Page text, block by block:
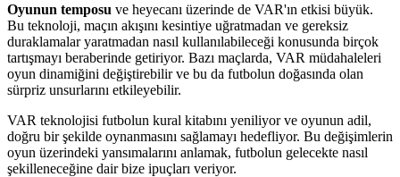
Oyunun temposu ve heyecanı üzerinde de VAR'ın etkisi büyük.
Bu teknoloji, maçın akışını kesintiye uğratmadan ve gereksiz
duraklamalar yaratmadan nasıl kullanılabileceği konusunda birçok
tartışmayı beraberinde getiriyor. Bazı maçlarda, VAR müdahaleleri
oyun dinamiğini değiştirebilir ve bu da futbolun doğasında olan
sürpriz unsurlarını etkileyebilir.
VAR teknolojisi futbolun kural kitabını yeniliyor ve oyunun adil,
doğru bir şekilde oynanmasını sağlamayı hedefliyor. Bu değişimlerin
oyun üzerindeki yansımalarını anlamak, futbolun gelecekte nasıl
şekilleneceğine dair bize ipuçları veriyor.